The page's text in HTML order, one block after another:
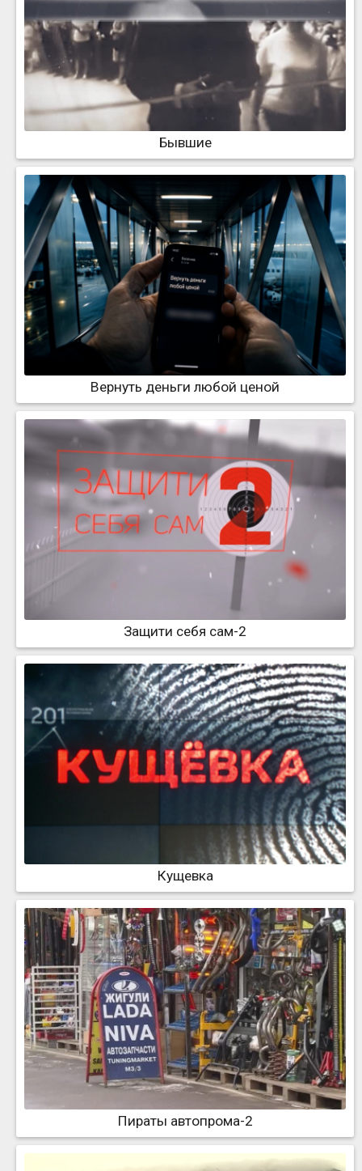
Бывшие
Вернуть деньги любой ценой
Защити себя сам-2
Кущевка
Пираты автопрома-2